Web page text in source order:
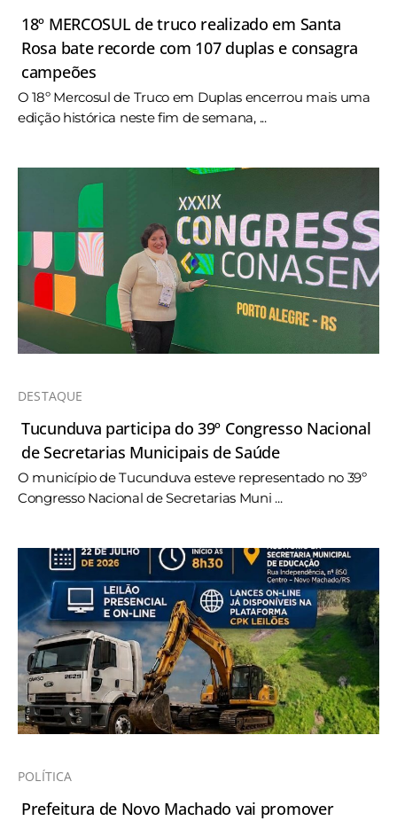
18º MERCOSUL de truco realizado em Santa
Rosa bate recorde com 107 duplas e consagra
campeões
O 18º Mercosul de Truco em Duplas encerrou mais uma
edição histórica neste fim de semana, ...
DESTAQUE
Tucunduva participa do 39º Congresso Nacional
de Secretarias Municipais de Saúde
O município de Tucunduva esteve representado no 39º
Congresso Nacional de Secretarias Muni ...
POLÍTICA
Prefeitura de Novo Machado vai promover